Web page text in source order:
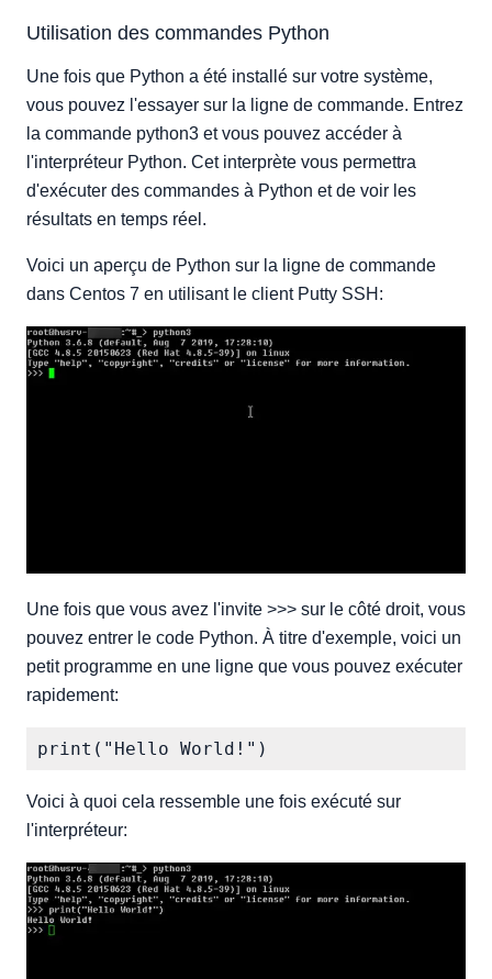
Utilisation des commandes Python
Une fois que Python a été installé sur votre système,
vous pouvez l'essayer sur la ligne de commande. Entrez
la commande python3 et vous pouvez accéder à
l'interpréteur Python. Cet interprète vous permettra
d'exécuter des commandes à Python et de voir les
résultats en temps réel.
Voici un aperçu de Python sur la ligne de commande
dans Centos 7 en utilisant le client Putty SSH:
Une fois que vous avez l'invite >>> sur le côté droit, vous
pouvez entrer le code Python. À titre d'exemple, voici un
petit programme en une ligne que vous pouvez exécuter
rapidement:
Voici à quoi cela ressemble une fois exécuté sur
l'interpréteur: